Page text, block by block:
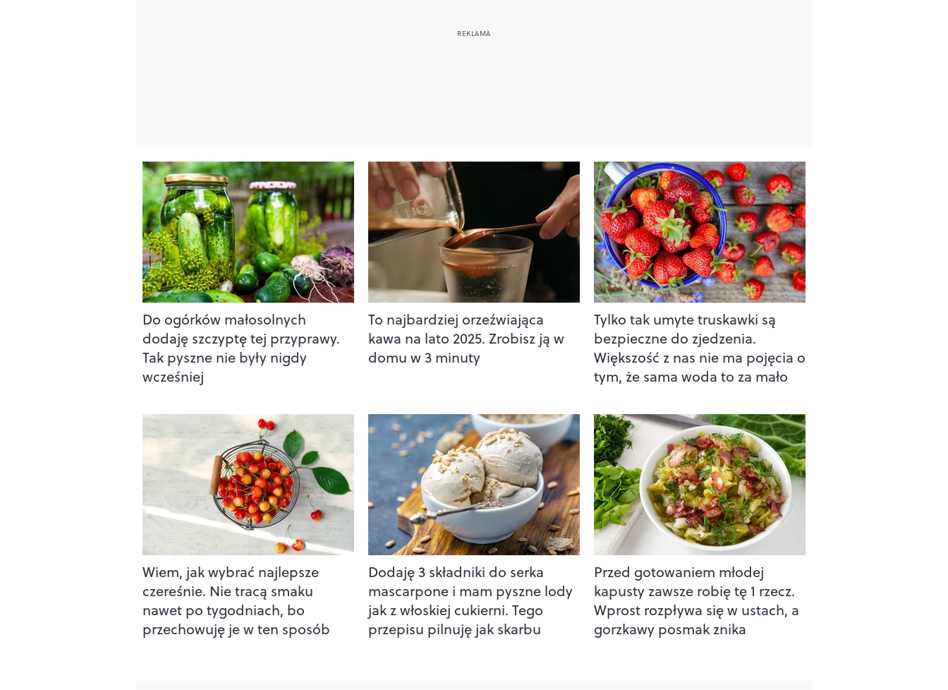
Do ogórków małosolnych
dodaję szczyptę tej przyprawy.
Tak pyszne nie były nigdy
wcześniej
To najbardziej orzeźwiająca
kawa na lato 2025. Zrobisz ją w
domu w 3 minuty
Tylko tak umyte truskawki są
bezpieczne do zjedzenia.
Większość z nas nie ma pojęcia o
tym, że sama woda to za mało
Wiem, jak wybrać najlepsze
czereśnie. Nie tracą smaku
nawet po tygodniach, bo
przechowuję je w ten sposób
Dodaję 3 składniki do serka
mascarpone i mam pyszne lody
jak z włoskiej cukierni. Tego
przepisu pilnuję jak skarbu
Przed gotowaniem młodej
kapusty zawsze robię tę 1 rzecz.
Wprost rozpływa się w ustach, a
gorzkawy posmak znika